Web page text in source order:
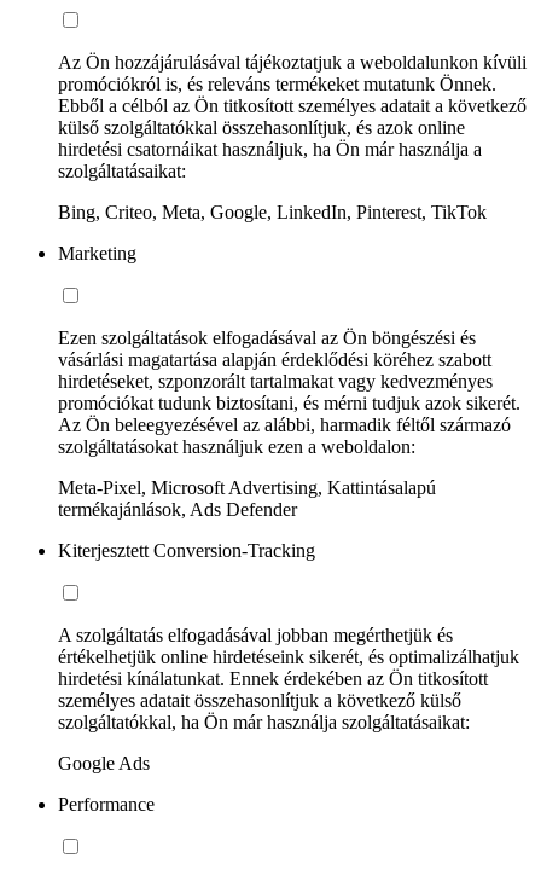
Az Ön hozzájárulásával tájékoztatjuk a weboldalunkon kívüli
promóciókról is, és releváns termékeket mutatunk Önnek.
Ebből a célból az Ön titkosított személyes adatait a következő
külső szolgáltatókkal összehasonlítjuk, és azok online
hirdetési csatornáikat használjuk, ha Ön már használja a
szolgáltatásaikat:
Bing, Criteo, Meta, Google, LinkedIn, Pinterest, TikTok
Marketing
Ezen szolgáltatások elfogadásával az Ön böngészési és
vásárlási magatartása alapján érdeklődési köréhez szabott
hirdetéseket, szponzorált tartalmakat vagy kedvezményes
promóciókat tudunk biztosítani, és mérni tudjuk azok sikerét.
Az Ön beleegyezésével az alábbi, harmadik féltől származó
szolgáltatásokat használjuk ezen a weboldalon:
Meta-Pixel, Microsoft Advertising, Kattintásalapú
termékajánlások, Ads Defender
Kiterjesztett Conversion-Tracking
A szolgáltatás elfogadásával jobban megérthetjük és
értékelhetjük online hirdetéseink sikerét, és optimalizálhatjuk
hirdetési kínálatunkat. Ennek érdekében az Ön titkosított
személyes adatait összehasonlítjuk a következő külső
szolgáltatókkal, ha Ön már használja szolgáltatásaikat:
Google Ads
Performance